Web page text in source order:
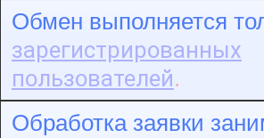
Обмен выполняется
зарегистрированных
пользователей.
Обработка заявки